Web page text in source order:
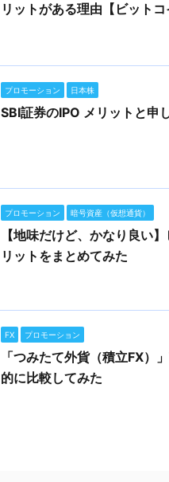
リットがある理由【ビットコ
プロモーション 日本株
SBI証券のIPO メリットと申
プロモーション 暗号資産（仮想通貨）
【地味だけど、かなり良い
リットをまとめてみた
FX プロモーション
「つみたて外貨（積立FX）
的に比較してみた